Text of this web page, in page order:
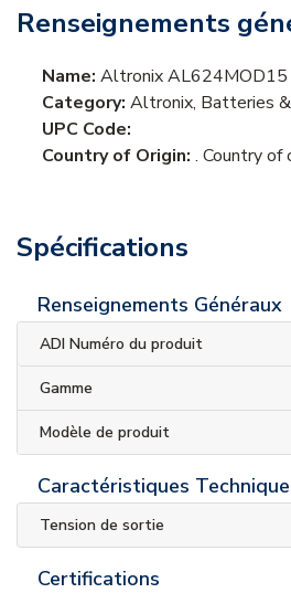
Renseignements
Name: Altronix AL624MOD15
Category: Altronix, Batteries
UPC Code:
Country of Origin: . Country of
Spécifications
Renseignements Généraux
ADI Numéro du produit
Gamme
Modèle de produit
Caractéristiques
Tension de sortie
Certifications